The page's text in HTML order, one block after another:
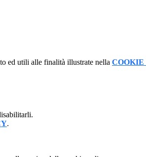
ed utili alle finalità illustrate nella
.